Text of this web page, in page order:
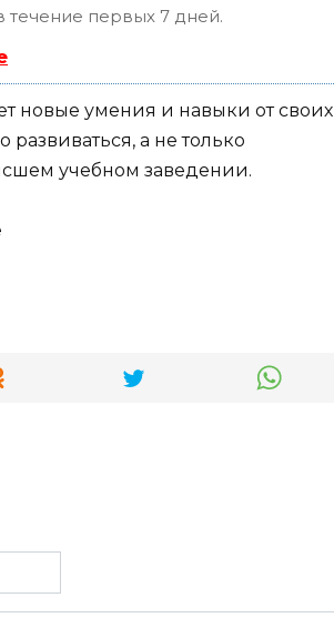
течение первых 7 дней.
новые умения и навыки от своих
а не только
учебном заведении.